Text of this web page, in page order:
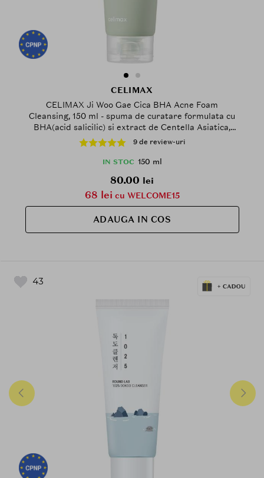
CELIMAX
CELIMAX Ji Woo Gae Cica BHA Acne Foam
Cleansing, 150 ml - spuma de curatare formulata cu
BHA(acid salicilic) si extract de Centella Asiatica,
care contribuie la indepartarea impuritatilor si
excesului de sebum fara senzatie agresiva dupa
clatire
9 de review-uri
IN STOC 150 ml
80.00 lei
68 lei cu WELCOME15
ADAUGA IN COS
43